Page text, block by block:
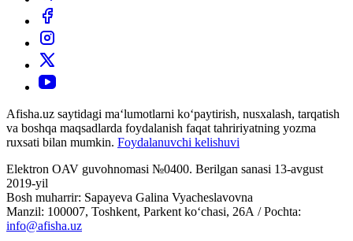
Afisha.uz saytidagi ma‘lumotlarni ko‘paytirish, nusxalash, tarqatish
va boshqa maqsadlarda foydalanish faqat tahririyatning yozma
ruxsati bilan mumkin. Foydalanuvchi kelishuvi
Elektron OAV guvohnomasi №0400. Berilgan sanasi 13-avgust
2019-yil
Bosh muharrir: Sapayeva Galina Vyacheslavovna
Manzil: 100007, Toshkent, Parkent ko‘chasi, 26А / Pochta:
info@afisha.uz